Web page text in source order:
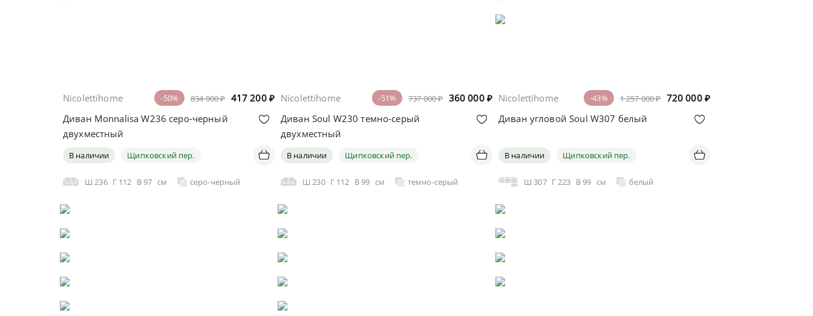
834 000 ₽ 417 200 ₽
-50%
Nicolettihome
Диван Monnalisa W236 серо-черный
двухместный
В наличии Щипковский пер.
Ш 236 Г 112 В97 см серо-черный
737 000 ₽ 360 000 ₽
-51%
Nicolettihome
Диван Soul W230 темно-серый
двухместный
В наличии Щипковский пер.
Ш 230 Г 112 В99 см темно-серый
1 257 000 ₽ 720 000 ₽
-43%
Nicolettihome
Диван угловой Soul W307 белый
В наличии Щипковский пер.
Ш 307 Г223 В99 см белый